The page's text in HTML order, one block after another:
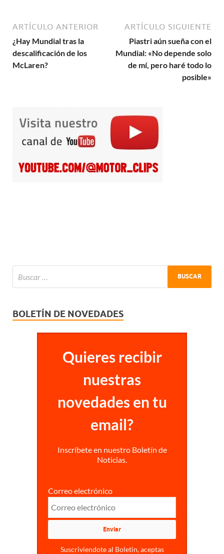
ARTÍCULO ANTERIOR
¿Hay Mundial tras la
descalificación de los
McLaren?
ARTÍCULO SIGUIENTE
Piastri aún sueña con el
Mundial: «No depende solo
de mí, pero haré todo lo
posible»
BOLETÍN DE NOVEDADES
Quieres recibir
nuestras
novedades en tu
email?
Inscríbete en nuestro Boletín de
Noticias.
Correo electrónico
Suscriviendote al Boletin, aceptas